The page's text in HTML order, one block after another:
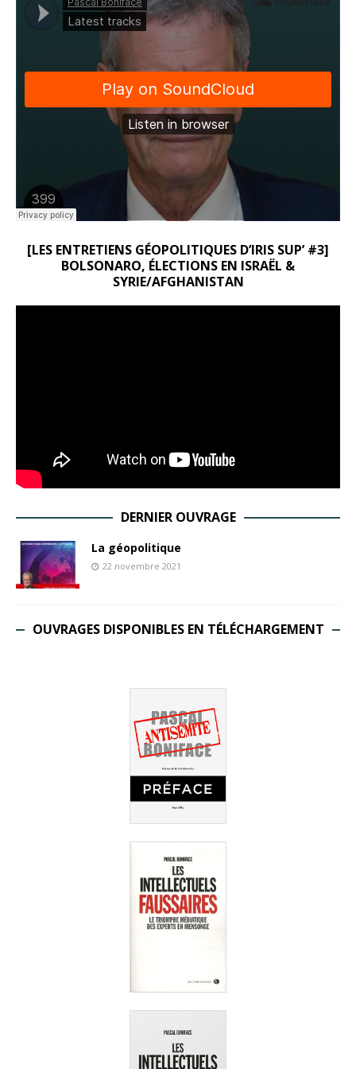
[LES ENTRETIENS GÉOPOLITIQUES D’IRIS SUP’ #3]
BOLSONARO, ÉLECTIONS EN ISRAËL &
SYRIE/AFGHANISTAN
DERNIER OUVRAGE
La géopolitique
22 novembre 2021
OUVRAGES DISPONIBLES EN TÉLÉCHARGEMENT